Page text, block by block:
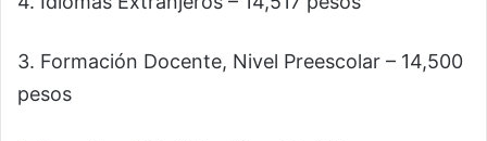
3. Formación Docente, Nivel Preescolar – 14,500
pesos